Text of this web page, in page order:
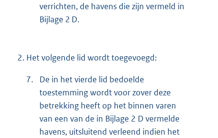
verrichten, de havens die zijn vermeld in
Bijlage 2 D.
2. Het volgende lid wordt toegevoegd:
7.
De in het vierde lid bedoelde
toestemming wordt voor zover deze
betrekking heeft op het binnen varen
van een van de in Bijlage 2 D vermelde
havens, uitsluitend verleend indien het